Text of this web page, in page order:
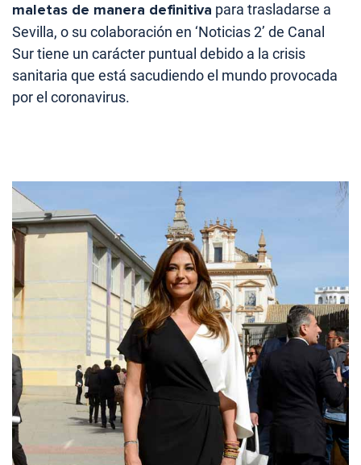
maletas de manera definitiva para trasladarse a
Sevilla, o su colaboración en ‘Noticias 2’ de Canal
Sur tiene un carácter puntual debido a la crisis
sanitaria que está sacudiendo el mundo provocada
por el coronavirus.